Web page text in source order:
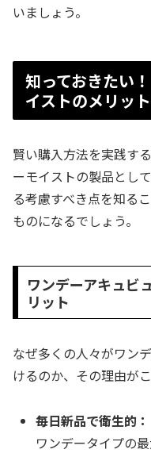
いましょう。
知っておきたい
イストのメリッ
賢い購入方法を実践す
ーモイストの製品とし
る考慮すべき点を知る
ものになるでしょう。
ワンデーアキュビ
リット
なぜ多くの人々がワン
けるのか、その理由が
毎日新品で衛生的：
ワンデータイプの